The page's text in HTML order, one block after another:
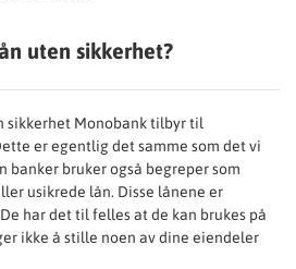
uten sikkerhet?
sikkerhet Monobank tilbyr til
er egentlig det samme som det vi
banker bruker også begreper som
usikrede lån. Disse lånene er
har det til felles at de kan brukes på
ikke å stille noen av dine eiendeler